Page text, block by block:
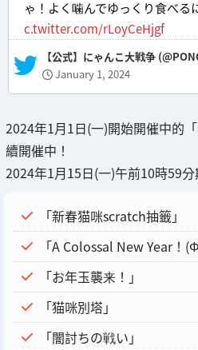
ゃ！よく噛んでゆっくり食べる
c.twitter.com/rLoyCeHjgf
— 【公式】にゃんこ大戦争
January 1, 2024
2024年1月1日(一)開始開催中的
續開催中！
2024年1月15日(一)午前10時59分
「新春猫咪scratch抽籤」
「A Colossal New Year！
「お年玉襲来！」
「猫咪別塔」
「闇討ちの戦い」